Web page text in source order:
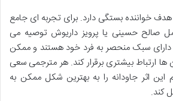
خواننده بستگی دارد. برای تجربه ای جامع
صالح حسینی یا پرویز داریوش توصیه می
دارای سبک منحصر به فرد خود هستند و ممکن
ها ارتباط بیشتری برقرار کند. هر مترجمی سعی
اثر جاودانه را به بهترین شکل ممکن به
کند.